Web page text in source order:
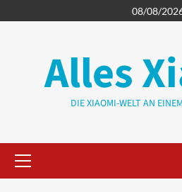
Inhalt
08/08/
Alles
DIE XIAOMI-WELT AN
Menü